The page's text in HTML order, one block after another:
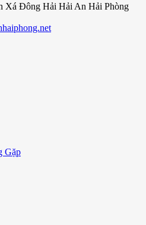
Xá Đông Hải Hải An Hải Phòng
Gặp